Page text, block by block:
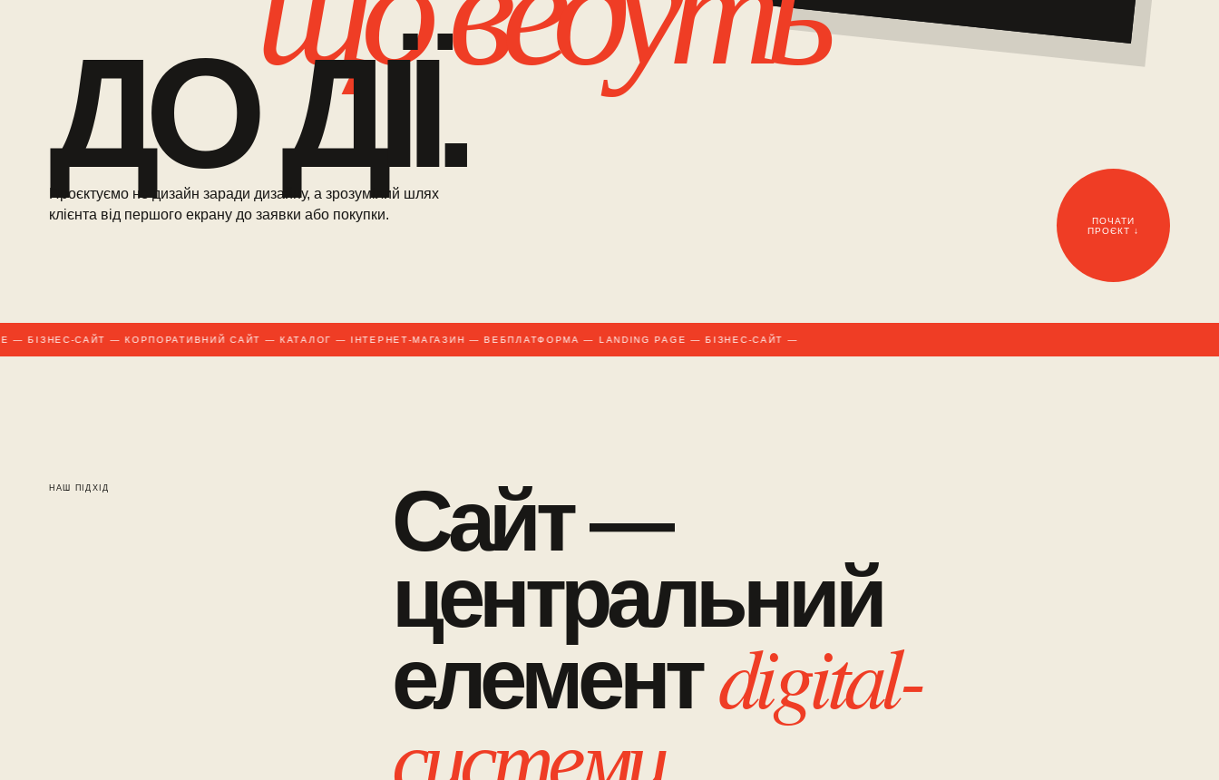
ДО ДІЇ.
Проєктуємо не дизайн заради дизайну, а зрозумілий шлях
клієнта від першого екрану до заявки або покупки.
ПОЧАТИ
ПРОЄКТ ↓
— БІЗНЕС-САЙТ — КОРПОРАТИВНИЙ САЙТ — КАТАЛОГ — ІНТЕРНЕТ-МАГАЗИН — ВЕБПЛАТФОРМА — LANDING PAGE — БІЗНЕС-САЙТ —
НАШ ПІДХІД
Сайт —
центральний
елементdigital-
системи.